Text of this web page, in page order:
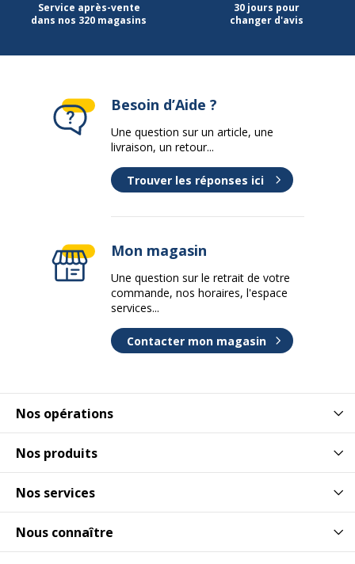
Service après-vente
dans nos 320 magasins
30 jours pour
changer d'avis
Nos opérations
Nos produits
Nos services
Nous connaître
Besoin d’Aide ?
Une question sur un article, une
livraison, un retour...
Trouver les réponses ici
Mon magasin
Une question sur le retrait de votre
commande, nos horaires, l'espace
services...
Contacter mon magasin